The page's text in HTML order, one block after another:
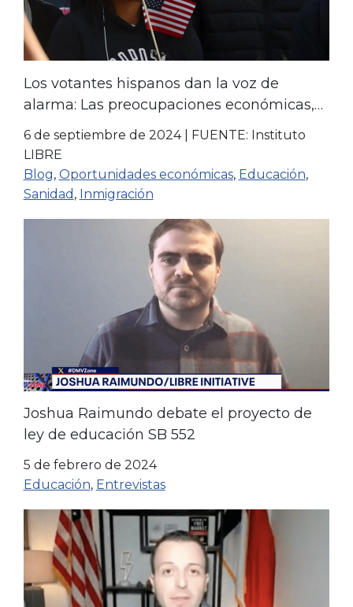
Los votantes hispanos dan la voz de
alarma: Las preocupaciones económicas,
de inmigración y de educación destacan
en una nueva encuesta
6 de septiembre de 2024| FUENTE: Instituto
LIBRE
Blog, Oportunidades económicas, Educación,
Sanidad , Inmigración
Joshua Raimundo debate el proyecto de
ley de educación SB 552
5 de febrero de 2024
Educación, Entrevistas